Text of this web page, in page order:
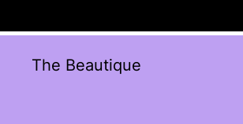
The Beautique